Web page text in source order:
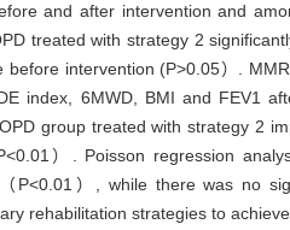
and after intervention and
treated with strategy 2
intervention (P>0.05）.
index, 6MWD, BMI and FEV1
group treated with strategy 2
）. Poisson regression
P<0.01）, while there was no
rehabilitation strategies to